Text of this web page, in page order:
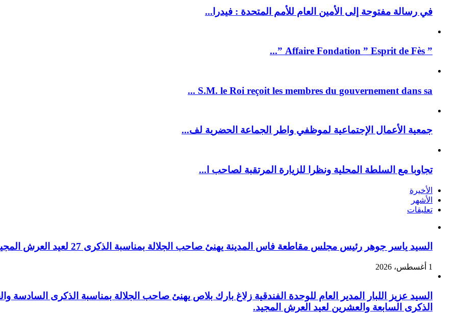
في رسالة مفتوحة إلى الأمين العام للأمم المتحدة : فيدرا...
” Affaire Fondation ” Esprit de Fès ”...
S.M. le Roi reçoit les membres du gouvernement dans sa ...
جمعية الأعمال الإجتماعية لموظفي واطر الجماعة الحضرية لف...
تجاوبا مع السلطة المحلية ونظرا للزيارة المرتقبة لصاحب ا...
الأخيرة
الأشهر
تعليقات
السيد ياسر جوهر رئيس مجلس مقاطعة فاس المدينة يهنئ صاحب الجلالة بمناسبة الذكرى 27 لعيد العرش المجيد.
1 أغسطس، 2026
السيد عزيز اللبار المدير العام للوحدة الفندقية زلاغ بارك بلاص يهنئ صاحب الجلالة بمناسبة الذكرى
الذكرى السابعة والعشرين لعيد العرش المجيد.